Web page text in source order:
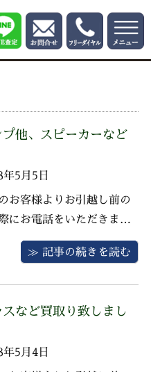
他、スピーカーなど
年5月5日
お客様よりお引越し前の
にお電話をいただきまし
いさせていただきました。
はサンスイのプリメインア
せんでしたが、サンスイ
値での査定となりまし
≫ 記事の続きを読む
など買取り致しまし
年5月4日